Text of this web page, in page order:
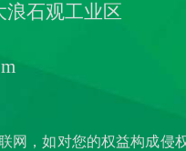
浪石观工业区
网，如对您的权益构成侵